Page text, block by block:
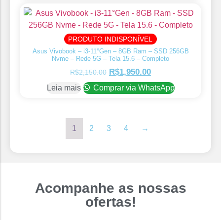
PRODUTO INDISPONÍVEL
Asus Vivobook – i3-11°Gen – 8GB Ram – SSD 256GB
Nvme – Rede 5G – Tela 15.6 – Completo
R$2,150.00 R$1,950.00
Leia mais Comprar via WhatsApp
1 2 3 4 →
Acompanhe as nossas
ofertas!